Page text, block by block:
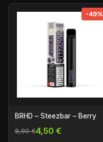
-49%
BRHD – Steezbar – Berry
8,90 €4,50 €